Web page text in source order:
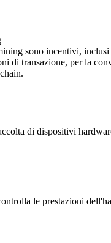
sono incentivi,
di transazione, per la
di dispositivi
le prestazioni